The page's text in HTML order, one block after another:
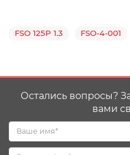
FSO 125P 1.3 FSO-4-001
Остались вопросы?
вами